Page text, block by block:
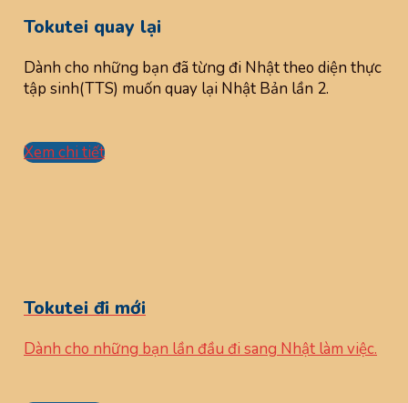
Tokutei quay lại
Dành cho những bạn đã từng đi Nhật theo diện thực
tập sinh(TTS) muốn quay lại Nhật Bản lần 2.
Xem chi tiết
Tokutei đi mới
Dành cho những bạn lần đầu đi sang Nhật làm việc.